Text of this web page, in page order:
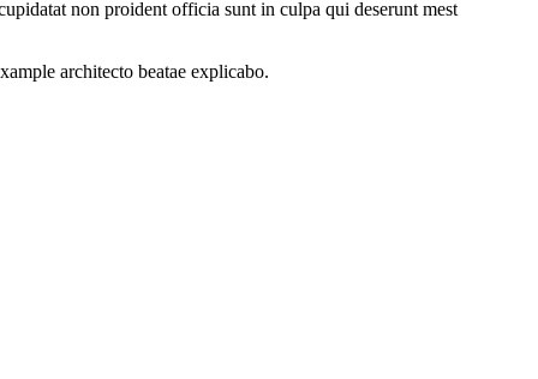
non proident officia sunt in culpa qui deserunt mest
architecto beatae explicabo.